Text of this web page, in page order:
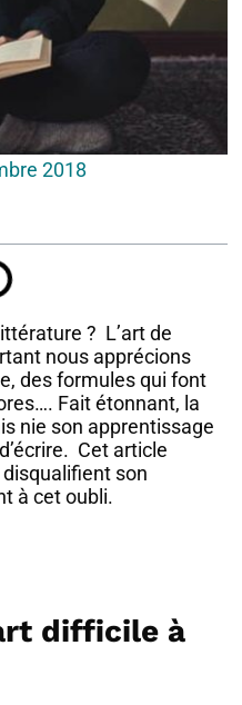
2018
? L’art de
nous apprécions
des formules qui font
Fait étonnant, la
nie son apprentissage
Cet article
son
à cet oubli.
difficile à